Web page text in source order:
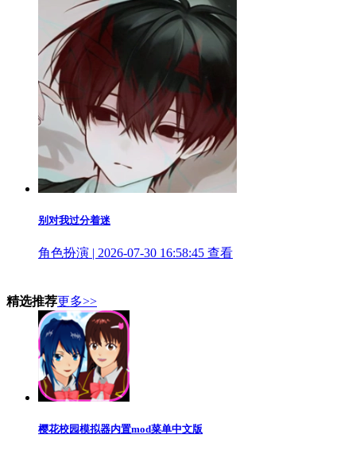
别对我过分着迷
角色扮演 | 2026-07-30 16:58:45 查看
精选推荐更多>>
樱花校园模拟器内置mod菜单中文版